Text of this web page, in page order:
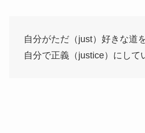
自分がただ（just）好きな道
自分で正義（justice）にして